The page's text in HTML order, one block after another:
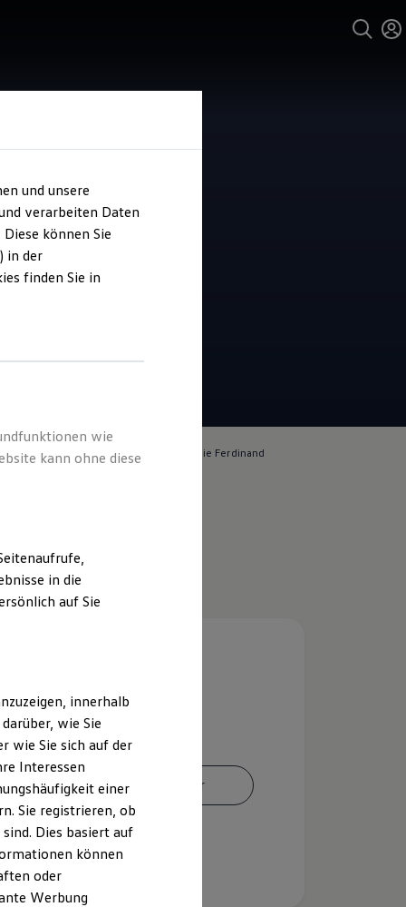
Autozentrum
für die Inhalte auf dieser Seite ist die Ferdinand
Ansprechpartner
und unsere
verarbeiten Daten
können Sie
in der
finden Sie in
wie
kann ohne diese
in die
auf Sie
innerhalb
wie Sie
wie Sie sich auf der
Interessen
einer
Sie registrieren, ob
Dies basiert auf
können
oder
Werbung